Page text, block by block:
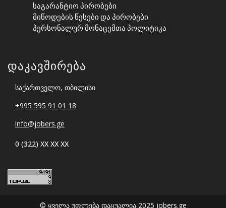
Საგარანტიო Პირობები
Მიწოდების Წესები Და Პირობები
Პერსონალურ Მონაცემთა Პოლიტიკა
Დაკავშირება
საქართველო, თბილისი
+995 595 91 01 18
info@jobers.ge
0 (322) XX XX XX
© ყველა უფლება დაცუალია 2025 jobers.ge